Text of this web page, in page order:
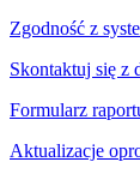
Zgodność z
Skontaktuj się z
Formularz
Aktualizacje